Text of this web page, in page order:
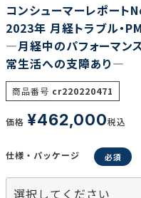
リセット
コンシューマーレポート
2023年 月経トラブル・
―月経中のパフォーマン
常生活への支障あり―
商品番号 cr220220471
価格 ¥462,000税込
仕様・パッケージ